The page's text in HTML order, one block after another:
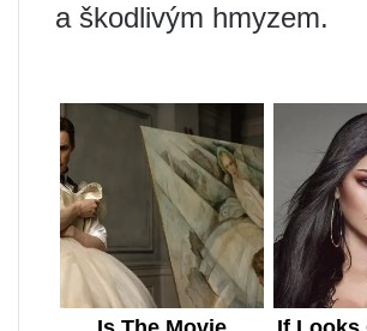
a škodlivým hmyzem.